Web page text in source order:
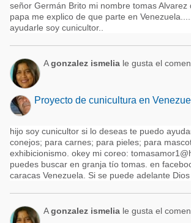
señor Germán Brito mi nombre tomas Alvarez
papa me explico de que parte en
ayudarle soy cunicultor..
Agonzalez ismelia le gusta el
Proyecto de cunicultura en
hijo soy cunicultor si lo deseas te puedo
conejos; para carnes; para pieles; para
exhibicionismo. okey mi coreo:
puedes buscar en granja tío tomas. en
caracas Venezuela. Si se puede adelante Dios
Agonzalez ismelia le gusta el